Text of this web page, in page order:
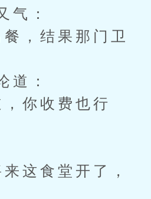
气：
，结果那门卫
道：
你收费也行
这食堂开了，